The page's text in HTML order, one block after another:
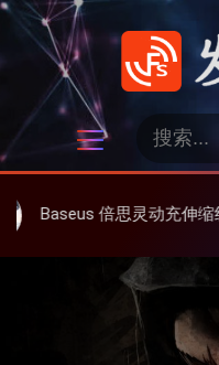
跳
发烧
：
灵动充伸缩线充电器 67W 3C，超耐用可伸缩线、氮化镓、3C多